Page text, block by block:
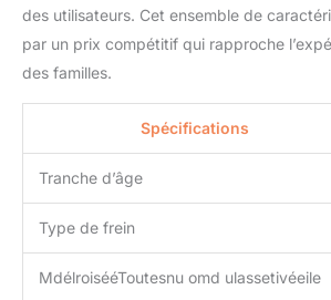
des utilisateurs. Cet ensemble de
par un prix compétitif qui rapproche
des familles.
Spécifications
Tranche d’âge
Type de frein
MdélroisééToutesnu omd ulassetivéeile